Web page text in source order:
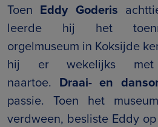
Toen Eddy Goderis
leerde hij het
orgelmuseum in Koksijde
hij er wekelijks met
naartoe. Draai- en
passie. Toen het
verdween, besliste Eddy